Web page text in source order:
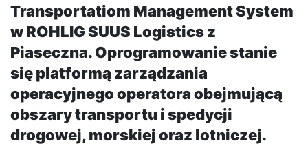
Transportatiom Management System
w ROHLIG SUUS Logistics z
Piaseczna. Oprogramowanie stanie
się platformą zarządzania
operacyjnego operatora obejmującą
obszary transportu i spedycji
drogowej, morskiej oraz lotniczej.